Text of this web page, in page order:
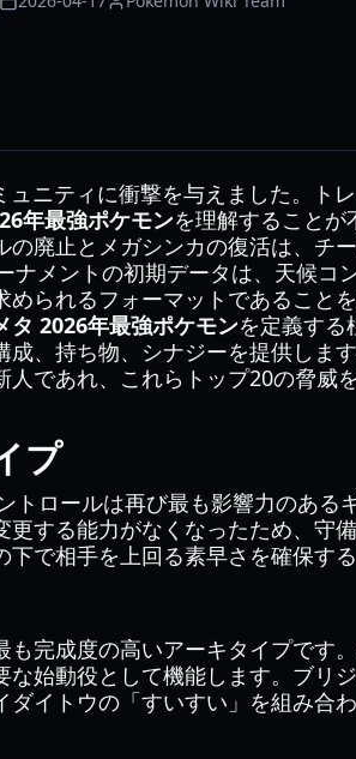
ニティに衝撃を与えました。ト
年最強ポケモンを理解すること
廃止とメガシンカの復活は、チ
ナメントの初期データは、天候コ
られるフォーマットであること
タ 2026年最強ポケモンを定義する
、持ち物、シナジーを提供しま
であれ、これらトップ20の脅威
プ
トロールは再び最も影響力のある
更する能力がなくなったため、守
で相手を上回る素早さを確保す
完成度の高いアーキタイプです
な始動役として機能します。ブリ
ダイトウの「すいすい」を組み合